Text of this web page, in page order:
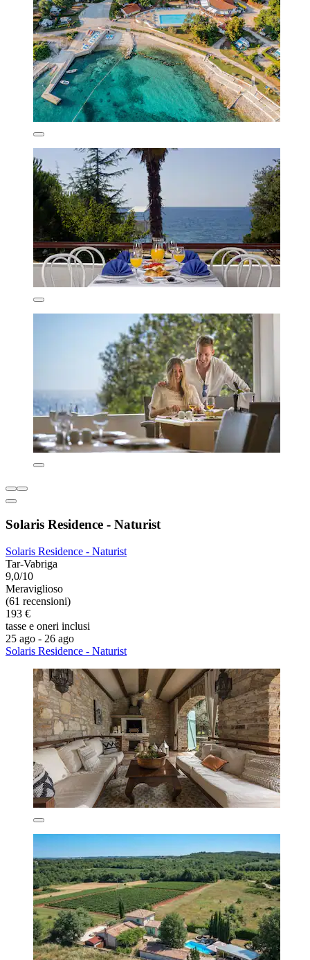
Solaris Residence - Naturist
Solaris Residence - Naturist
Tar-Vabriga
9,0/10
Meraviglioso
(61 recensioni)
193 €
tasse e oneri inclusi
25 ago - 26 ago
Solaris Residence - Naturist